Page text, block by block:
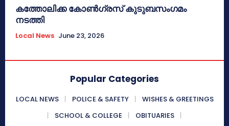
കത്തോലിക്ക കോൺഗ്രസ് കുടുബസംഗമം
നടത്തി
Local News June 23, 2026
Popular Categories
LOCAL NEWS POLICE & SAFETY
WISHES & GREETINGS
SCHOOL & COLLEGE
OBITUARIES